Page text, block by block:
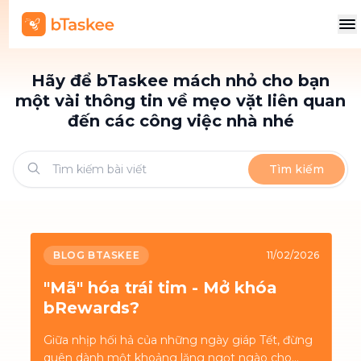
Hãy để bTaskee mách nhỏ cho bạn
một vài thông tin về mẹo vặt liên quan
đến các công việc nhà nhé
Tìm kiếm
BLOG BTASKEE 11/02/2026
"Mã" hóa trái tim - Mở khóa
bRewards?
Giữa nhịp hối hả của những ngày giáp Tết, đừng
quên dành một khoảng lặng ngọt ngào cho